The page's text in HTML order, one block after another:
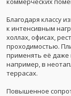
Благодаря классу
к интенсивным
холлах, офисах,
проходимостью.
применять её
например, в
террасах.
Повышенное